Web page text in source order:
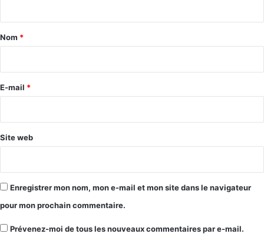
a
e
Nom *
E-mail *
Site web
Enregistrer mon nom, mon e-mail et mon site dans le navigateur
pour mon prochain commentaire.
Prévenez-moi de tous les nouveaux commentaires par e-mail.